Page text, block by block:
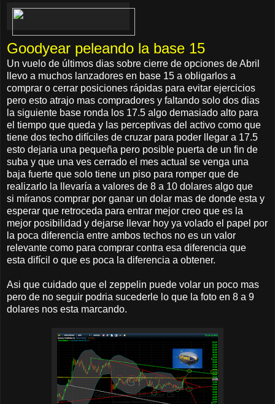
Goodyear peleando la base 15
Un vuelo de últimos dias sobre cierre de opciones de Abril
llevo a muchos lanzadores en base 15 a obligarlos a
comprar o cerrar posiciones rápidas para evitar ejercicios
pero esto atrajo mas compradores y faltando solo dos dias
la siguiente base ronda los 17.5 algo demasiado alto para
el tiempo que queda y las perceptivas del activo como que
tiene dos techo difíciles de cruzar para poder llegar a 17.5
esto dejaria una pequeña pero posible puerta de un fin de
suba y que una ves cerrado el mes actual se venga una
baja fuerte que solo tiene un piso para romper que de
realizarlo la llevaría a valores de 8 a 10 dolares algo que
si míranos comprar por ganar un dolar mas de donde esta y
esperar que retroceda para entrar mejor creo que es la
mejor posibilidad y dejarse llevar hoy ya volado el papel por
la poca diferencia entre ambos techos no es un valor
relevante como para comprar contra esa diferencia que
esta difícil o que es poca la diferencia a obtener.
Asi que cuidado que el zeppelin puede volar un poco mas
pero de no seguir podria sucederle lo que la foto en 8 a 9
dolares nos esta marcando.